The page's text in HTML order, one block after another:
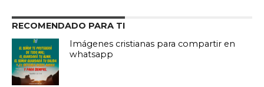
RECOMENDADO PARA TI
Imágenes cristianas para compartir en
whatsapp